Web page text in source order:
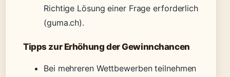
Richtige Lösung einer Frage erforderlich
(guma.ch).
Tipps zur Erhöhung der Gewinnchancen
Bei mehreren Wettbewerben teilnehmen